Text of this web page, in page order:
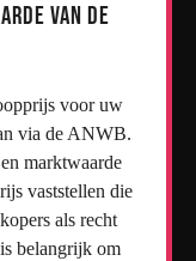
van de
voor uw
via de ANWB.
marktwaarde
vaststellen die
als recht
belangrijk om